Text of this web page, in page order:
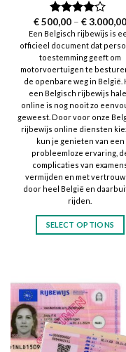
Rated
3.83out
of 5
€500,00 – €3.000,00
Een Belgisch rijbewijs is
officieel document dat
toestemming geeft om
motorvoertuigen te
de openbare weg in België.
een Belgisch rijbewijs
online is nog nooit zo
geweest. Door voor onze
rijbewijs online diensten
kun je genieten van een
probleemloze ervaring,
complicaties van
vermijden en met
door heel België en
rijden.
SELECT OPTIONS
multiple
variants.
The
options
may